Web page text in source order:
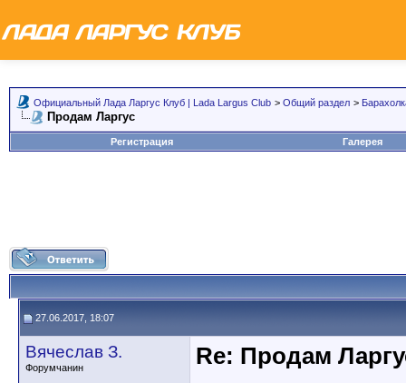
Официальный Лада Ларгус Клуб | Lada Largus Club > Общий раздел >
Продам Ларгус
Регистрация Галерея
27.06.2017, 18:07
Вячеслав З.
Форумчанин
Re: Продам